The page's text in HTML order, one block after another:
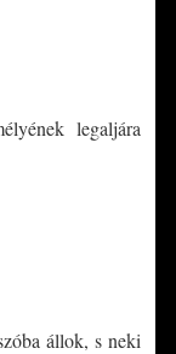
legaljára
állok, s neki